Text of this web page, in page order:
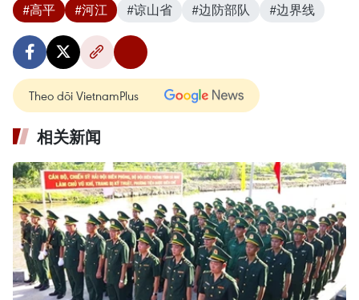
#高平 #河江 #谅山省 #边防部队 #边界线
Theo dõi VietnamPlus
相关新闻